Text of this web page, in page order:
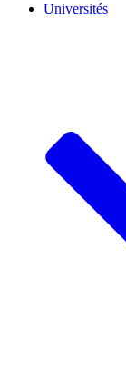
Universités